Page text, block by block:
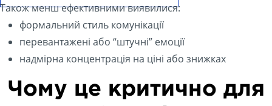
Також менш ефективними виявилися:
формальний стиль комунікації
перевантажені або “штучні” емоції
надмірна концентрація на ціні або знижках
Чому це критично для